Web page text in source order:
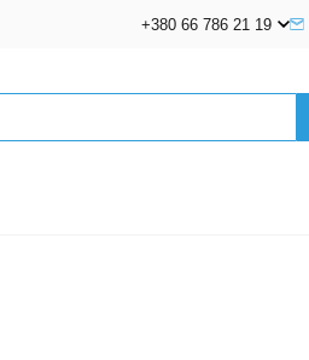
+380 66 786 21 19